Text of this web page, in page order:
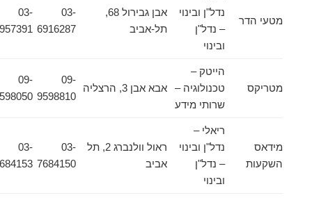
מטעי הדר
נדל"ן ובינוי
– נדל"ן
ובינוי
אבן גבירול 68,
תל-אביב
6916287
6957391
מטריקס
הייטק –
טכנולוגיה –
שרותי מידע
אבא אבן 3, הרצליה
9598810
9598050
מידאס
השקעות
ריאלי –
נדל"ן ובינוי
– נדל"ן
ובינוי
ראול וולנברג 2, תל
אביב
03-
7684150
7684153